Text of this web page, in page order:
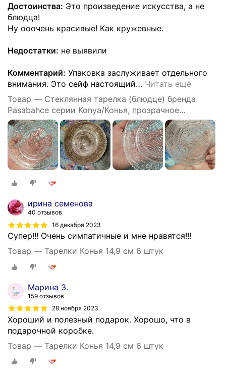
Достоинства: Это произведение искусства, а не
блюдца!
Ну ооочень красивые! Как кружевные.
Недостатки: не выявили
Комментарий: Упаковка заслуживает отдельного
внимания. Это сейф настоящий… Читать ещё
Товар — Стеклянная тарелка (блюдце) бренда
Pasabahce серии Konya/Конья, прозрачное
рифленое стекло, набор из 6 шт, диаметр 149 мм.
ирина семенова
40 отзывов
16 декабря 2023
Супер!!! Очень симпатичные и мне нравятся!!!
Товар — Тарелки Конья 14,9 см 6 штук
Марина З.
159 отзывов
28 ноября 2023
Хороший и полезный подарок. Хорошо, что в
подарочной коробке.
Товар — Тарелки Конья 14,9 см 6 штук